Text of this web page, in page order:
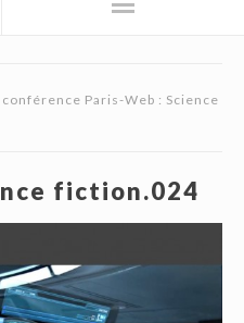
Paris-Web : Science
fiction.024